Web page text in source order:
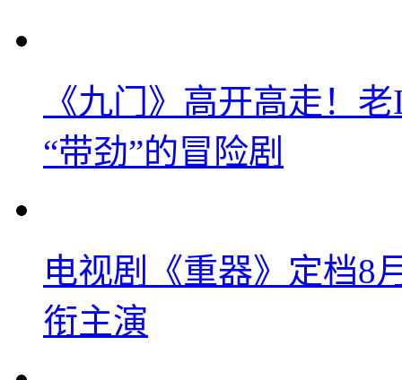
《九门》高开高走！
“带劲”的冒险剧
电视剧《重器》定档8
衔主演